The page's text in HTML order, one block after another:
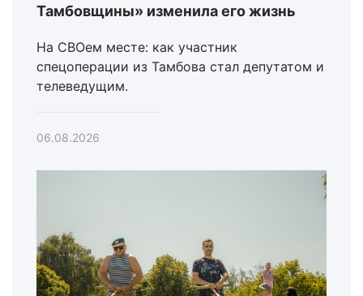
Тамбовщины» изменила его жизнь
На СВОем месте: как участник
спецоперации из Тамбова стал депутатом и
телеведущим.
06.08.2026